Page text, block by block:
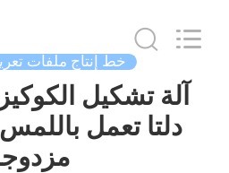
المنزل
Machinery
خط إنتاج ملفات
آلة تشكيل
دلتا تعمل